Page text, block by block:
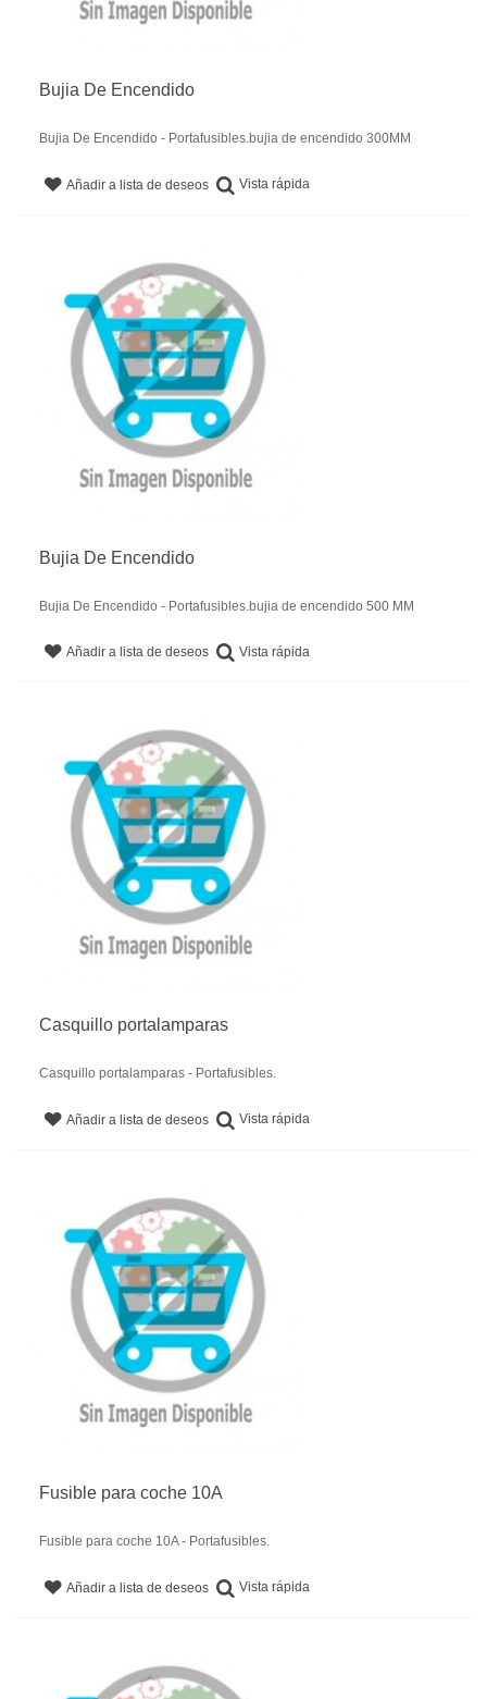
Bujia De Encendido
Bujia De Encendido - Portafusibles.bujia de encendido 300MM
Añadir a lista de deseos Vista rápida
Bujia De Encendido
Bujia De Encendido - Portafusibles.bujia de encendido 500 MM
Añadir a lista de deseos Vista rápida
Casquillo portalamparas
Casquillo portalamparas - Portafusibles.
Añadir a lista de deseos Vista rápida
Fusible para coche 10A
Fusible para coche 10A - Portafusibles.
Añadir a lista de deseos Vista rápida